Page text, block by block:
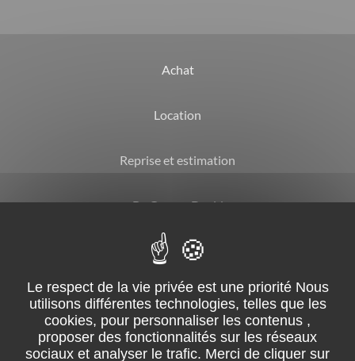
Achat
Location
Reprise et estimation
By Garage David
CGV
Mentions légales
Suivez-nous sur facebook